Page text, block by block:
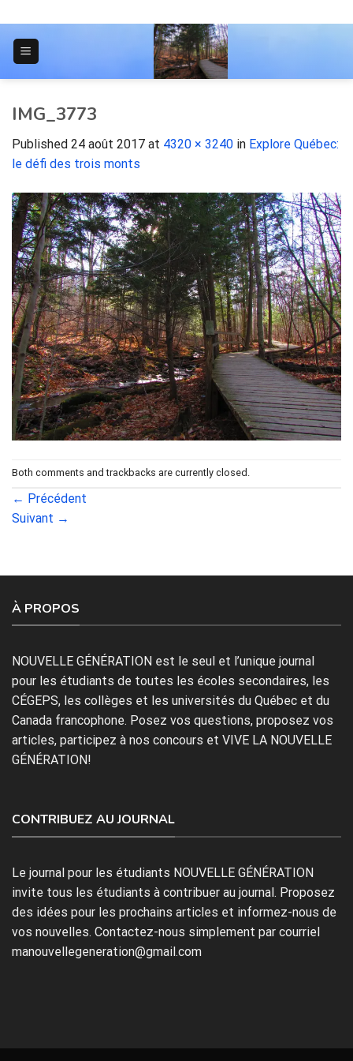
to
content
IMG_3773
Published 24 août 2017 at 4320 × 3240 in Explore Québec:
le défi des trois monts
Both comments and trackbacks are currently closed.
← Précédent
Suivant →
À PROPOS
NOUVELLE GÉNÉRATION est le seul et l’unique journal
pour les étudiants de toutes les écoles secondaires, les
CÉGEPS, les collèges et les universités du Québec et du
Canada francophone. Posez vos questions, proposez vos
articles, participez à nos concours et VIVE LA NOUVELLE
GÉNÉRATION!
CONTRIBUEZ AU JOURNAL
Le journal pour les étudiants NOUVELLE GÉNÉRATION
invite tous les étudiants à contribuer au journal. Proposez
des idées pour les prochains articles et informez-nous de
vos nouvelles. Contactez-nous simplement par courriel
manouvellegeneration@gmail.com